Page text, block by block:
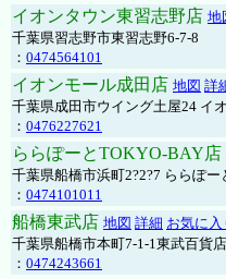
イオンタウン東習志野店 地
千葉県習志野市東習志野6-7-8
： 0474564101
イオンモール成田店 地図 詳
千葉県成田市ウイング土屋24 イ
： 0476227621
ららぽーとTOKYO-BAY店
千葉県船橋市浜町2?2?7 ららぽー
： 0474101011
船橋東武店 地図 詳細 お気に
千葉県船橋市本町7-1-1東武百貨
： 0474243661